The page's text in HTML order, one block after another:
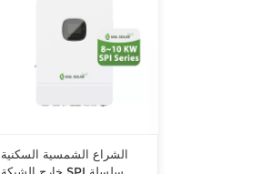
الشراع الشمسية السكنية